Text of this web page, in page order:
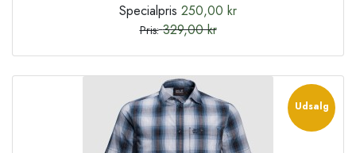
Specialpris 250,00 kr
Pris: 329,00 kr
Udsalg